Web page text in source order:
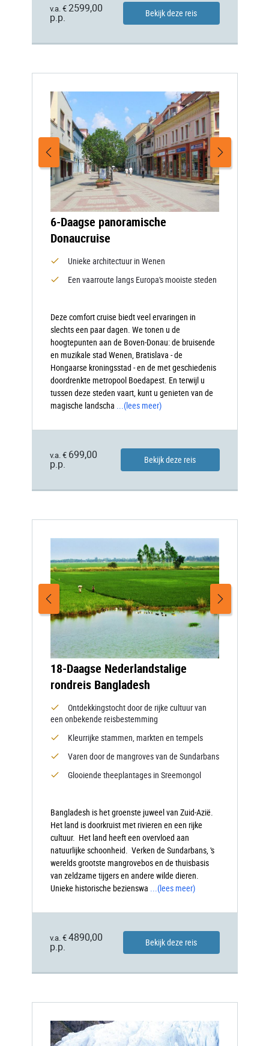
v.a. € 2599,00
p.p.
Bekijk deze reis
6-Daagse panoramische
Donaucruise
Unieke architectuur in Wenen
Een vaarroute langs Europa's mooiste steden
Deze comfort cruise biedt veel ervaringen in
slechts een paar dagen. We tonen u de
hoogtepunten aan de Boven-Donau: de bruisende
en muzikale stad Wenen, Bratislava - de
Hongaarse kroningsstad - en de met geschiedenis
doordrenkte metropool Boedapest. En terwijl u
tussen deze steden vaart, kunt u genieten van de
magische landscha ...(lees meer)
v.a. € 699,00
p.p.
Bekijk deze reis
18-Daagse Nederlandstalige
rondreis Bangladesh
Ontdekkingstocht door de rijke cultuur van
een onbekende reisbestemming
Kleurrijke stammen, markten en tempels
Varen door de mangroves van de Sundarbans
Glooiende theeplantages in Sreemongol
Bangladesh is het groenste juweel van Zuid-Azië.
Het land is doorkruist met rivieren en een rijke
cultuur. Het land heeft een overvloed aan
natuurlijke schoonheid. Verken de Sundarbans, 's
werelds grootste mangrovebos en de thuisbasis
van zeldzame tijgers en andere wilde dieren.
Unieke historische bezienswa ...(lees meer)
v.a. € 4890,00
p.p.
Bekijk deze reis